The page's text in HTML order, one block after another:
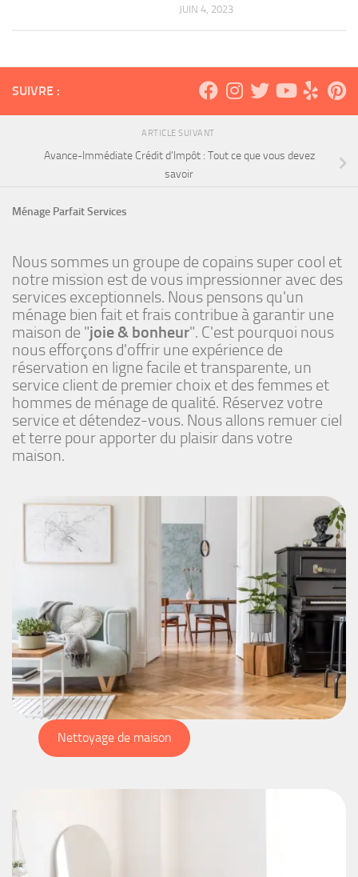
JUIN 4, 2023
SUIVRE :
ARTICLE SUIVANT
Avance-Immédiate Crédit d’Impôt : Tout ce que vous devez
savoir
Ménage Parfait Services
Nous sommes un groupe de copains super cool et
notre mission est de vous impressionner avec des
services exceptionnels. Nous pensons qu'un
ménage bien fait et frais contribue à garantir une
maison de "joie & bonheur". C'est pourquoi nous
nous efforçons d'offrir une expérience de
réservation en ligne facile et transparente, un
service client de premier choix et des femmes et
hommes de ménage de qualité. Réservez votre
service et détendez-vous. Nous allons remuer ciel
et terre pour apporter du plaisir dans votre
maison.
Nettoyage de maison